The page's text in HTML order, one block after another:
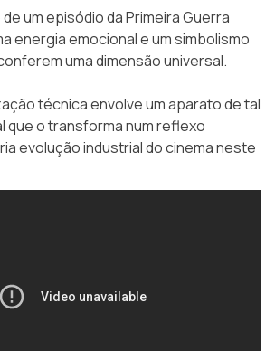
um episódio da Primeira Guerra
energia emocional e um simbolismo
uma dimensão universal.
técnica envolve um aparato de tal
que o transforma num reflexo
evolução industrial do cinema neste